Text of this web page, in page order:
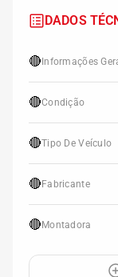
DADOS
🔴 Informações
🔴Condição
🔴Tipo De Veículo
🔴 Fabricante
🔴 Montadora